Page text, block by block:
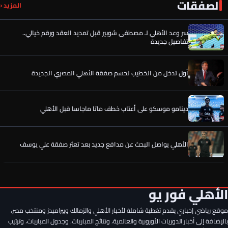
الصفقات المزيد ‹ تفاصيل جديدة
أول تدخل من الخطيب لحسم صفقة الأهلي المصري الجديدة
دينامو موسكو على أعتاب خطف ماتا ماجاسا قبل الأهلي
الأهلي يواصل البحث عن مدافع جديد بعد تعثر صفقة علي يوسف
الخطيب يحسم الصفقة الخامسة لـ الأهلي.. كواليس جديدة
سر وعد الأهلي لـ مصطفى شوبير قبل تمديد العقد ورقم خيالي..
تفاصيل جديدة
الأهلي فور يو
موقع رياضي إخباري يقدم تغطية شاملة لأخبار الأهلي والزمالك وبيراميدز ومنتخب مصر،
بالإضافة إلى أخبار الدوريات الأوروبية والعالمية، ونتائج المباريات، وجدول المباريات، وترتيب